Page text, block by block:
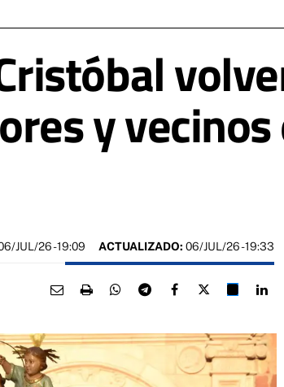
y
JUL/26- 19:09 ACTUALIZADO: 06/JUL/26 - 19:33